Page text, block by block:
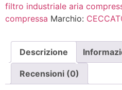
filtro industriale aria
compressa Marchio:
Descrizione
Recensioni (0)